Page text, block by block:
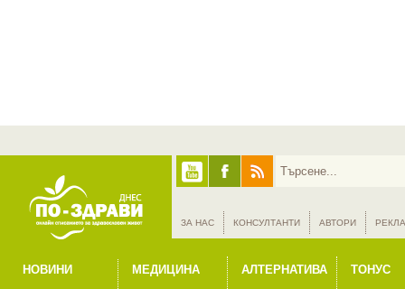
ЗА НАС КОНСУЛТАНТИ АВТОРИ
НОВИНИ
МЕДИЦИНА
АЛТЕРНАТИВА
ТОНУС